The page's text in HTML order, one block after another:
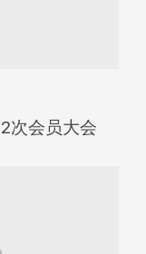
次会员大会